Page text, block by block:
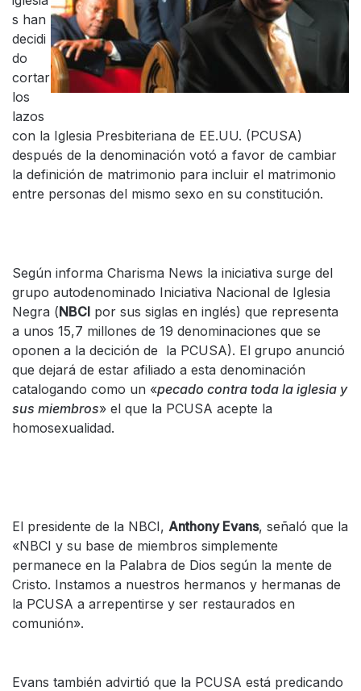
s han
decidi
do
cortar
los
lazos
con la Iglesia Presbiteriana de EE.UU. (PCUSA)
después de la denominación votó a favor de cambiar
la definición de matrimonio para incluir el matrimonio
entre personas del mismo sexo en su constitución.
Según informa Charisma News la iniciativa surge del
grupo autodenominado Iniciativa Nacional de Iglesia
Negra (NBCI por sus siglas en inglés) que representa
a unos 15,7 millones de 19 denominaciones que se
oponen a la decición de la PCUSA). El grupo anunció
que dejará de estar afiliado a esta denominación
catalogando como un «pecado contra toda la iglesia y
sus miembros» el que la PCUSA acepte la
homosexualidad.
El presidente de la NBCI, Anthony Evans, señaló que la
«NBCI y su base de miembros simplemente
permanece en la Palabra de Dios según la mente de
Cristo. Instamos a nuestros hermanos y hermanas de
la PCUSA a arrepentirse y ser restaurados en
comunión».
Evans también advirtió que la PCUSA está predicando